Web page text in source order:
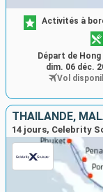
Activités à
Départ de Hong
dim. 06 déc.
Vol
THAÏLANDE,
14 jours, Celebrity